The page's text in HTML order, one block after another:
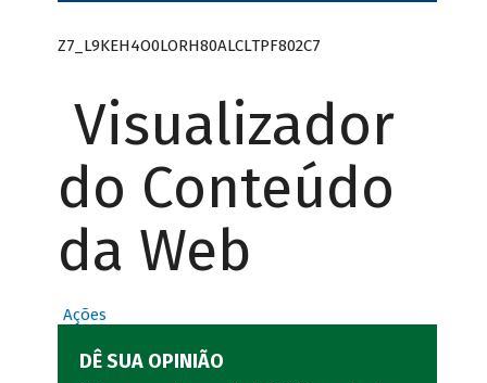
Z7_L9KEH4O0LORH80ALCLTPF802C7
Visualizador
do Conteúdo
da Web
Ações
DÊ SUA OPINIÃO